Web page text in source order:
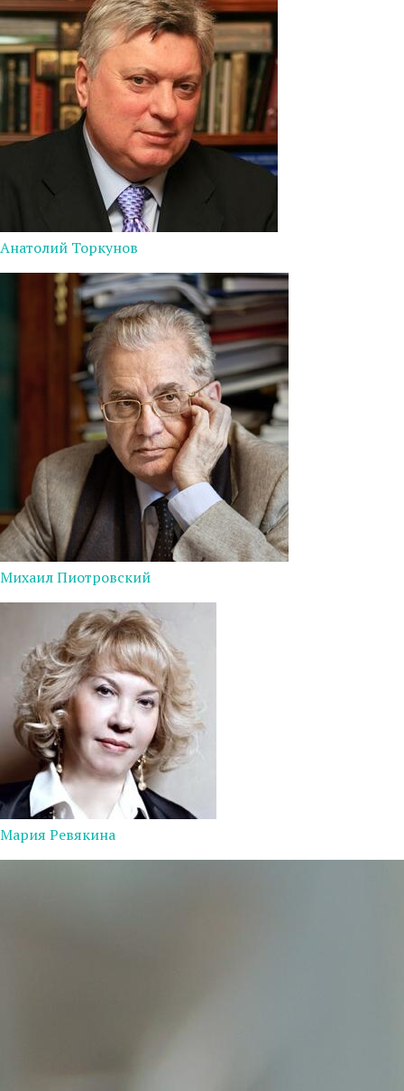
Анатолий Торкунов
Михаил Пиотровский
Мария Ревякина